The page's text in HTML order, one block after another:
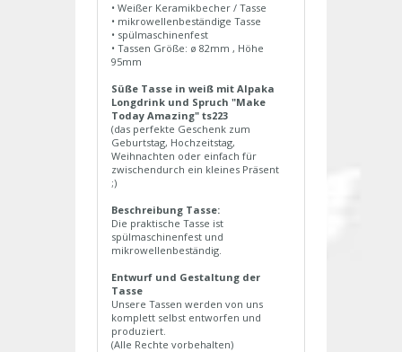
• Weißer Keramikbecher / Tasse
• mikrowellenbeständige Tasse
• spülmaschinenfest
• Tassen Größe: ø 82mm , Höhe
95mm
Süße Tasse in weiß mit Alpaka
Longdrink und Spruch "Make
Today Amazing" ts223
(das perfekte Geschenk zum
Geburtstag, Hochzeitstag,
Weihnachten oder einfach für
zwischendurch ein kleines Präsent
;)
Beschreibung Tasse:
Die praktische Tasse ist
spülmaschinenfest und
mikrowellenbeständig.
Entwurf und Gestaltung der
Tasse
Unsere Tassen werden von uns
komplett selbst entworfen und
produziert.
(Alle Rechte vorbehalten)